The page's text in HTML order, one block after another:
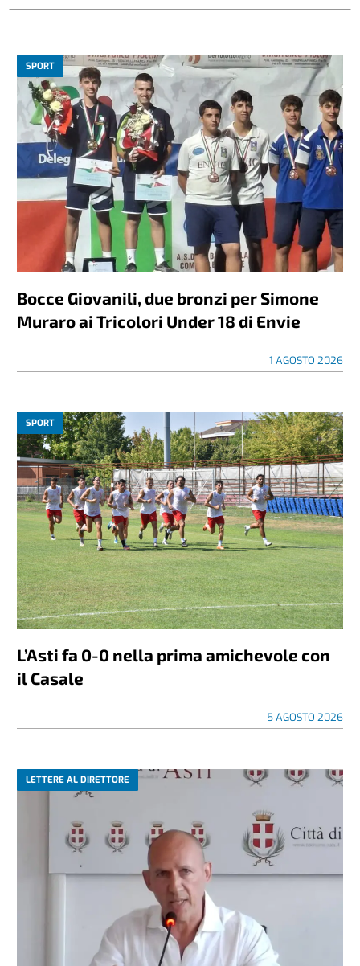
SPORT
Bocce Giovanili, due bronzi per Simone
Muraro ai Tricolori Under 18 di Envie
1 AGOSTO 2026
SPORT
L’Asti fa 0-0 nella prima amichevole con
il Casale
5 AGOSTO 2026
LETTERE AL DIRETTORE